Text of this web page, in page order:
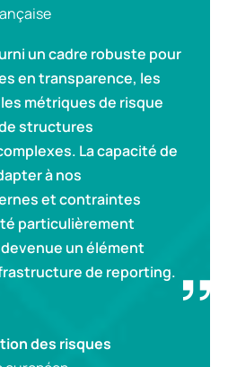
un cadre robuste pour
en transparence, les
métriques de risque
structures
La capacité de
à nos
et contraintes
particulièrement
un élément
de reporting.
des risques